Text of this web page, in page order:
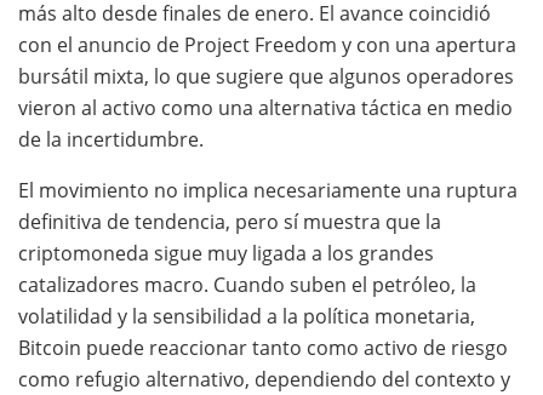
más alto desde finales de enero. El avance coincidió
con el anuncio de Project Freedom y con una apertura
bursátil mixta, lo que sugiere que algunos operadores
vieron al activo como una alternativa táctica en medio
de la incertidumbre.
El movimiento no implica necesariamente una ruptura
definitiva de tendencia, pero sí muestra que la
criptomoneda sigue muy ligada a los grandes
catalizadores macro. Cuando suben el petróleo, la
volatilidad y la sensibilidad a la política monetaria,
Bitcoin puede reaccionar tanto como activo de riesgo
como refugio alternativo, dependiendo del contexto y